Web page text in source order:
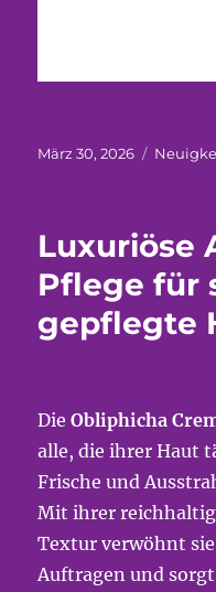
Veröffentlicht
März 30, 2026
Luxuriöse
Pflege für
gepflegte
DieObliphicha
alle, die ihrer Haut
Frische und
Mit ihrer
Textur verwöhnt
Auftragen und